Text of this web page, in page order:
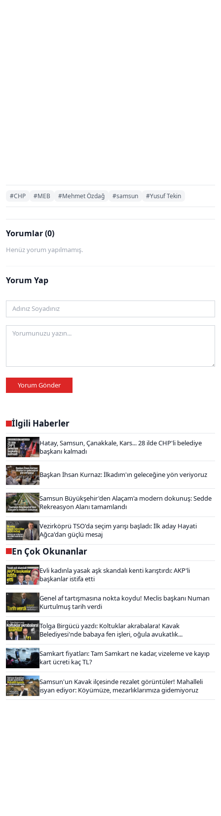
#CHP #MEB #Mehmet Özdağ #samsun #Yusuf Tekin
Yorumlar (0)
Henüz yorum yapılmamış.
Yorum Yap
Yorum Gönder
İlgili Haberler
Hatay, Samsun, Çanakkale, Kars... 28 ilde CHP'li belediye
başkanı kalmadı
Başkan İhsan Kurnaz: İlkadım'ın geleceğine yön veriyoruz
Samsun Büyükşehir'den Alaçam'a modern dokunuş: Sedde
Rekreasyon Alanı tamamlandı
Vezirköprü TSO'da seçim yarışı başladı: İlk aday Hayati
Ağca'dan güçlü mesaj
En Çok Okunanlar
Evli kadınla yasak aşk skandalı kenti karıştırdı: AKP'li
başkanlar istifa etti
Genel af tartışmasına nokta koydu! Meclis başkanı Numan
Kurtulmuş tarih verdi
Tolga Birgücü yazdı: Koltuklar akrabalara! Kavak
Belediyesi'nde babaya fen işleri, oğula avukatlık...
Samkart fiyatları: Tam Samkart ne kadar, vizeleme ve kayıp
kart ücreti kaç TL?
Samsun'un Kavak ilçesinde rezalet görüntüler! Mahalleli
isyan ediyor: Köyümüze, mezarlıklarımıza gidemiyoruz